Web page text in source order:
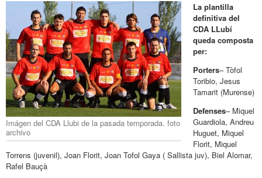
Imágen del CDA Llubi de la pasada temporada. foto
archivo
La plantilla
definitiva del
CDA LLubí
queda composta
per:
Porters– Tòfol
Toribio, Jesus
Tamarit (Murense)
Defenses– Miquel
Guardiola, Andreu
Huguet, Miquel
Florit, Miquel
Torrens (juvenil), Joan Florit, Joan Tofol Gaya ( Sallista juv), Biel Alomar,
Rafel Bauçà